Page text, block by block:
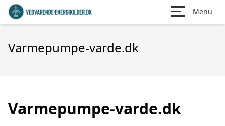
Menu
Varmepumpe-varde.dk
Varmepumpe-varde.dk